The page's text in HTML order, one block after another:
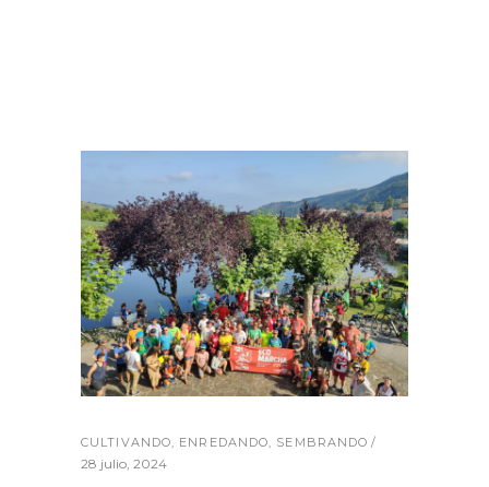
CULTIVANDO, ENREDANDO, SEMBRANDO
28 julio, 2024